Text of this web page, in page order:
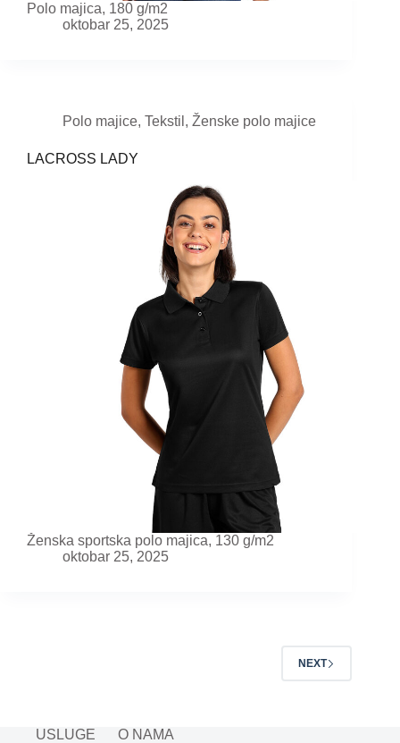
Polo majica, 180 g/m2
oktobar 25, 2025
Polo majice, Tekstil , Ženske polo majice
LACROSS LADY
Ženska sportska polo majica, 130 g/m2
oktobar 25, 2025
NEXT
USLUGE O NAMA